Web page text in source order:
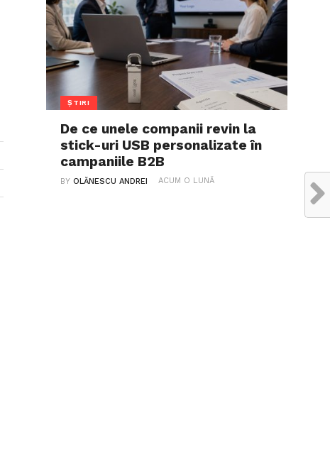
ȘTIRI
De ce unele companii revin la
stick-uri USB personalizate în
campaniile B2B
BYOLĂNESCU ANDREI ACUM O LUNĂ